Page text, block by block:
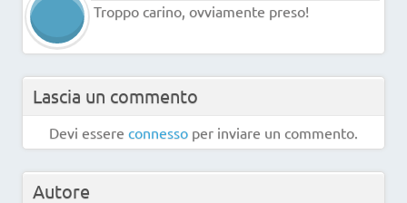
Troppo carino, ovviamente preso!
Lascia un commento
Devi essere connesso per inviare un commento.
Autore